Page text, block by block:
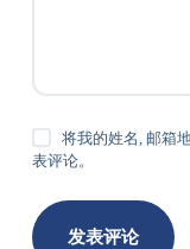
将我的姓名, 邮箱
表评论。
发表评论